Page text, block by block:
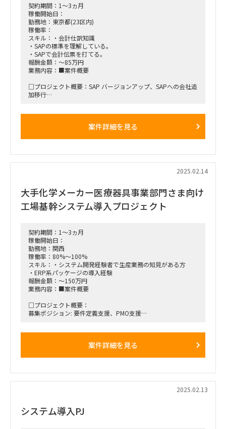
契約期間：1～3ヵ月
稼働開始日：
勤務地：東京都(23区内)
稼働率：
スキル：・会計仕訳知識
・SAPの標準を理解している。
・SAPで会計伝票を打てる。
報酬金額：～85万円
業務内容：■案件概要
□プロジェクト概要：SAP バージョンアップ、SAPへの会社追
加移行
□期待される役割と動き：FIコンサルタント
案件詳細を見る
2025.02.14
大手化学メーカー医療器具事業部門さま向け
工場基幹システム導入プロジェクト
契約期間：1～3ヵ月
稼働開始日：
勤務地：関西
稼働率：80%～100%
スキル：・システム開発経験者で生産業務の知見がある方
・ERP系パッケージの導入経験
報酬金額：～150万円
業務内容：■案件概要
□プロジェクト概要：
募集ポジション: 要件定義支援、PMO支援
・ToBe詳細業務フローをベースにベンダーとのシステム要件
■働き方/勤務場所：大阪工場へ通える方(大阪モノレール南摂
案件詳細を見る
2025.02.13
システム導入PJ